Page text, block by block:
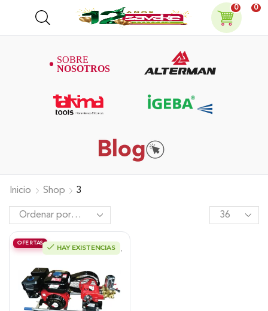
0 0
Inicio Shop 3
OFERTAS
HAY EXISTENCIAS
Fumigadora Estacionaria Alterman,
$1.530.500
$1.408.061